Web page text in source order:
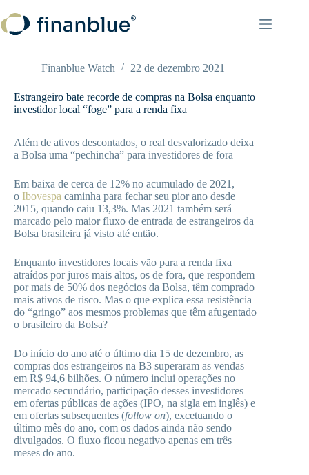
para
o
Finanblue Watch 22 de dezembro 2021
Estrangeiro bate recorde de compras na Bolsa enquanto
investidor local “foge” para a renda fixa
Além de ativos descontados, o real desvalorizado deixa
a Bolsa uma “pechincha” para investidores de fora
Em baixa de cerca de 12% no acumulado de 2021,
o Ibovespa caminha para fechar seu pior ano desde
2015, quando caiu 13,3%. Mas 2021 também será
marcado pelo maior fluxo de entrada de estrangeiros da
Bolsa brasileira já visto até então.
Enquanto investidores locais vão para a renda fixa
atraídos por juros mais altos, os de fora, que respondem
por mais de 50% dos negócios da Bolsa, têm comprado
mais ativos de risco. Mas o que explica essa resistência
do “gringo” aos mesmos problemas que têm afugentado
o brasileiro da Bolsa?
Do início do ano até o último dia 15 de dezembro, as
compras dos estrangeiros na B3 superaram as vendas
em R$ 94,6 bilhões. O número inclui operações no
mercado secundário, participação desses investidores
em ofertas públicas de ações (IPO, na sigla em inglês) e
em ofertas subsequentes (follow on), excetuando o
último mês do ano, com os dados ainda não sendo
divulgados. O fluxo ficou negativo apenas em três
meses do ano.